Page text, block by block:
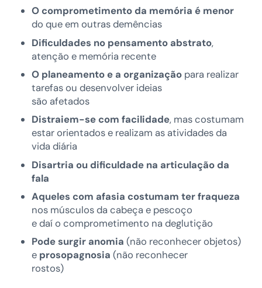
O comprometimento da memória é menor
do que em outras demências
Dificuldades no pensamento abstrato,
atenção e memória recente
O planeamento e a organização para realizar
tarefas ou desenvolver ideias
são afetados
Distraiem-se com facilidade, mas costumam
estar orientados e realizam as atividades da
vida diária
Disartria ou dificuldade na articulação da
fala
Aqueles com afasia costumam ter fraqueza
nos músculos da cabeça e pescoço
e daí o comprometimento na deglutição
Pode surgir anomia (não reconhecer objetos)
e prosopagnosia (não reconhecer
rostos)